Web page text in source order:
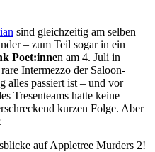
sind gleichzeitig am selben
– zum Teil sogar in ein
Poet:innen am 4. Juli in
Intermezzo der Saloon-
alles passiert ist – und vor
Tresenteams hatte keine
kurzen Folge. Aber
auf Appletree Murders 2!